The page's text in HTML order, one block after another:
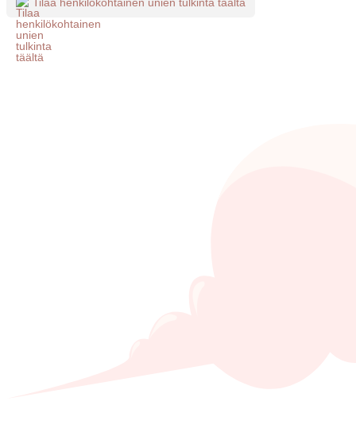
Tilaa henkilökohtainen unien tulkinta täältä